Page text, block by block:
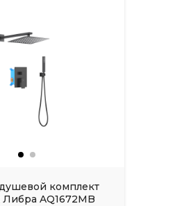
комплект
AQ1672MB